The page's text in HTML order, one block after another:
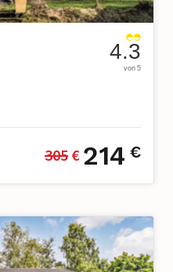
4.3
von 5
305 € 214 €